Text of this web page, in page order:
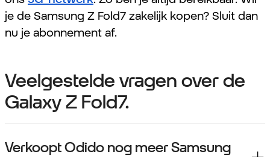
je de Samsung Z Fold7 zakelijk kopen? Sluit dan
nu je abonnement af.
Veelgestelde vragen over de
Galaxy Z Fold7.
Verkoopt Odido nog meer Samsung